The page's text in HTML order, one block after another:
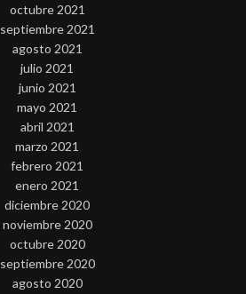
octubre 2021
septiembre 2021
agosto 2021
julio 2021
junio 2021
mayo 2021
abril 2021
marzo 2021
febrero 2021
enero 2021
diciembre 2020
noviembre 2020
octubre 2020
septiembre 2020
agosto 2020